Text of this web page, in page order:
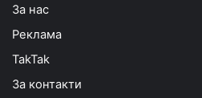
За нас
Реклама
TakTak
За контакти